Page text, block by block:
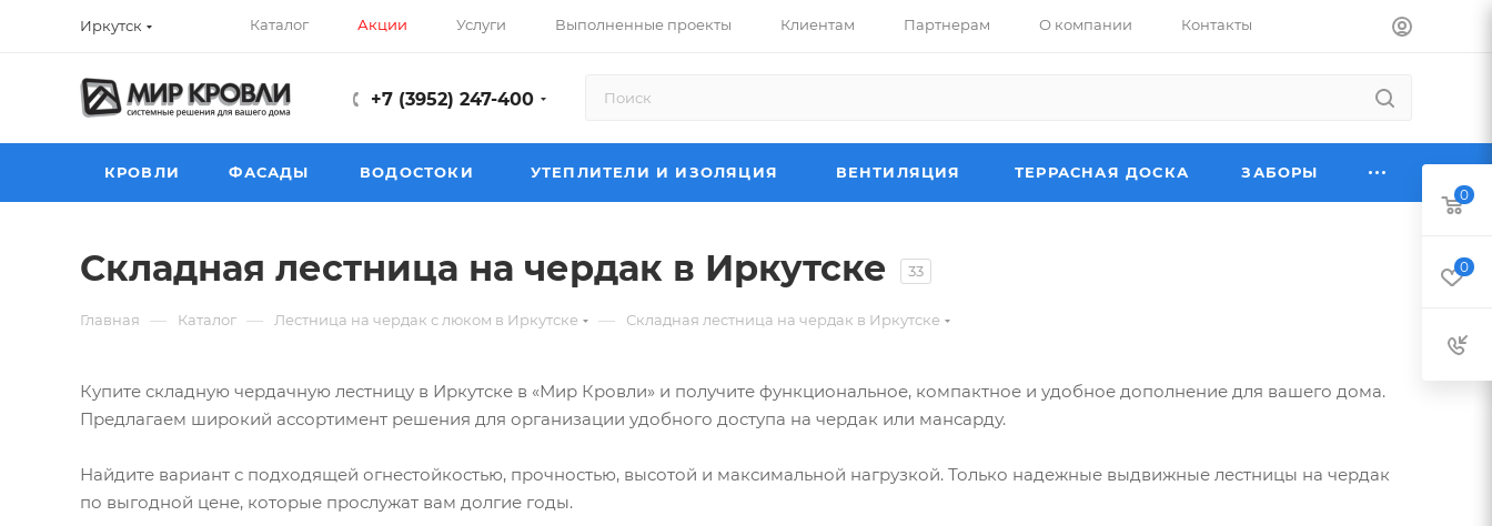
Иркутск Каталог Акции Услуги Выполненные проекты Клиентам Партнерам О компании Контакты
+7 (3952) 247-400
КРОВЛИ ФАСАДЫ ВОДОСТОКИ УТЕПЛИТЕЛИ И ИЗОЛЯЦИЯ ВЕНТИЛЯЦИЯ ТЕРРАСНАЯ ДОСКА ЗАБОРЫ
Складная лестница на чердак в Иркутске 33
Главная — Каталог — Лестница на чердак с люком в Иркутске — Складная лестница на чердак в Иркутске
Купите складную чердачную лестницу в Иркутске в «Мир Кровли» и получите функциональное, компактное и удобное дополнение для вашего дома.
Предлагаем широкий ассортимент решения для организации удобного доступа на чердак или мансарду.
Найдите вариант с подходящей огнестойкостью, прочностью, высотой и максимальной нагрузкой. Только надежные выдвижные лестницы на чердак
по выгодной цене, которые прослужат вам долгие годы.
0
0